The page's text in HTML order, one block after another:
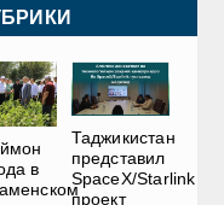
в
Таджикистан
представил
SpaceX/Starlink
проект